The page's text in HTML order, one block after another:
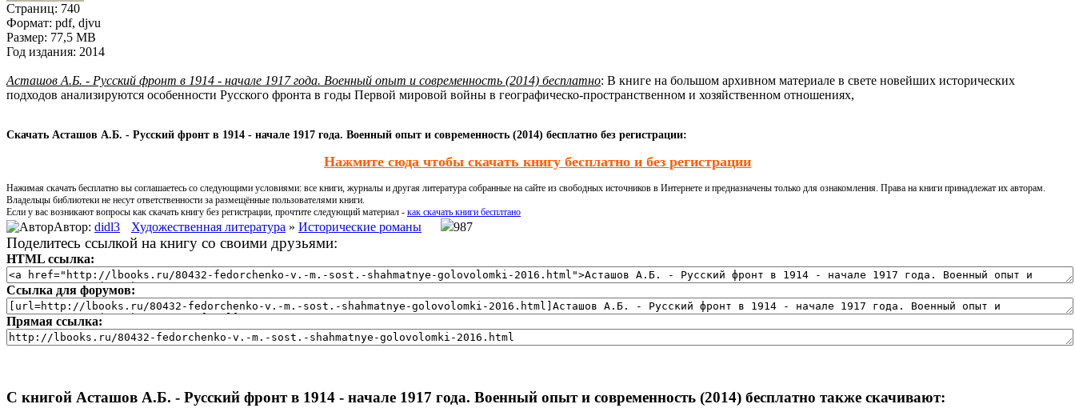
Страниц: 740
Формат: pdf, djvu
Размер: 77,5 MB
Год издания: 2014
Асташов А.Б. - Русский фронт в 1914 - начале 1917 года. Военный опыт и современность (2014) бесплатно: В книге на большом архивном материале в свете новейших исторических
подходов анализируются особенности Русского фронта в годы Первой мировой войны в географическо-пространственном и хозяйственном отношениях,
Скачать Асташов А.Б. - Русский фронт в 1914 - начале 1917 года. Военный опыт и современность (2014) бесплатно без регистрации:
Нажмите сюда чтобы скачать книгу бесплатно и без регистрации
Нажимая скачать бесплатно вы соглашаетесь со следующими условиями: все книги, журналы и другая литература собранные на сайте из свободных источников в Интернете и предназначены только для ознакомления. Права на книги принадлежат их авторам.
Владельцы библиотеки не несут ответственности за размещённые пользователями книги.
Если у вас возникают вопросы как скачать книгу без регистрации, прочтите следующий материал - как скачать книги бесплтано
Автор: didl3 Художественная литература » Исторические романы 987
Поделитесь ссылкой на книгу со своими друзьями:
HTML ссылка:
Ссылка для форумов:
Прямая ссылка:
С книгой Асташов А.Б. - Русский фронт в 1914 - начале 1917 года. Военный опыт и современность (2014) бесплатно также скачивают: